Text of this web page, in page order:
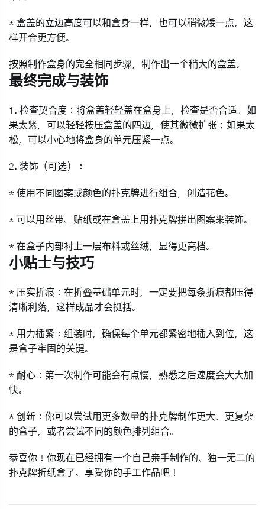
* 盒盖的立边高度可以和盒身一样，也可以稍微矮一点，这
样开合更方便。
按照制作盒身的完全相同步骤，制作出一个稍大的盒盖。
最终完成与装饰
1. 检查契合度 ：将盒盖轻轻盖在盒身上，检查是否合适。如
果太紧，可以轻轻按压盒盖的四边，使其微微扩张；如果太
松，可以小心地将盒身的单元压紧一点。
2. 装饰（可选） ：
* 使用不同图案或颜色的扑克牌进行组合，创造花色。
* 可以用丝带、贴纸或在盒盖上用扑克牌拼出图案来装饰。
* 在盒子内部衬上一层布料或丝绒，显得更高档。
小贴士与技巧
* 压实折痕 ：在折叠基础单元时，一定要把每条折痕都压得
清晰利落，这样成品才会挺括。
* 用力插紧 ：组装时，确保每个单元都紧密地插入到位，这
是盒子牢固的关键。
* 耐心 ：第一次制作可能会有点慢，熟悉之后速度会大大加
快。
* 创新 ：你可以尝试用更多数量的扑克牌制作更大、更复杂
的盒子，或者尝试不同的颜色排列组合。
恭喜你！你现在已经拥有一个自己亲手制作的、独一无二的
扑克牌折纸盒了。享受你的手工作品吧！